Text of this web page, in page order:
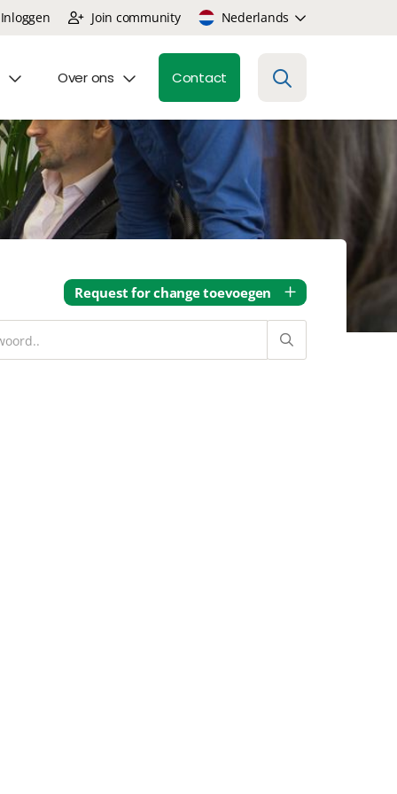
Request for change toevoegen
Join community Nederlands
Over ons Contact